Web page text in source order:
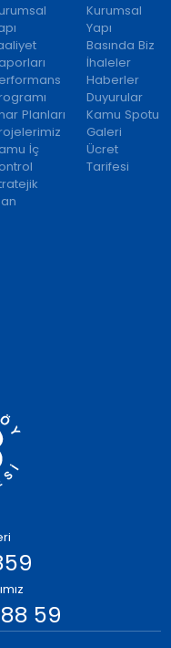
Planları
İç
Kurumsal
Yapı
Basında Biz
İhaleler
Haberler
Duyurular
Kamu Spotu
Galeri
Ücret
Tarifesi
59